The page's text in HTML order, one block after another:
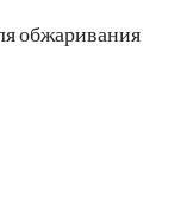
обжаривания